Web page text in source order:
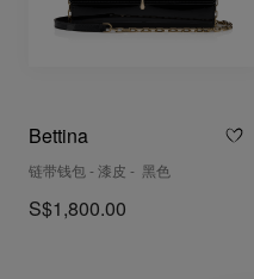
Bettina
链带钱包 - 漆皮 - 黑色
S$1,800.00